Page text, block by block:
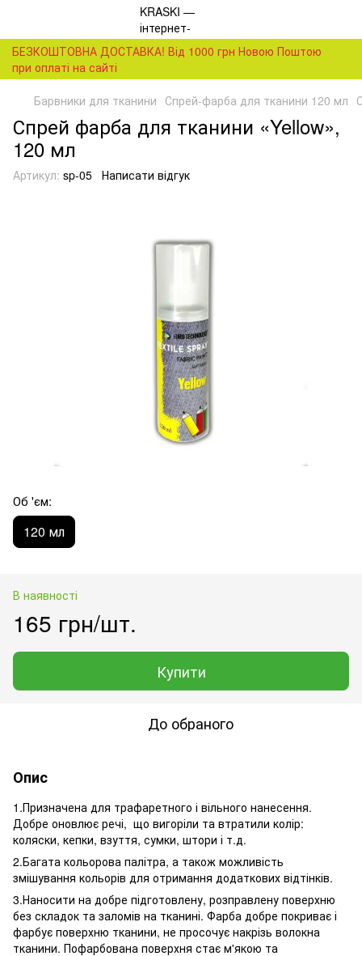
БЕЗКОШТОВНА ДОСТАВКА! Від 1000 грн Новою Поштою
при оплаті на сайті
Барвники для тканини Спрей-фарба для тканини 120 мл
Спрей фарба для тканини «Yellow»,
120 мл
Артикул: sp-05 Написати відгук
Об 'єм:
120 мл
В наявності
165 грн/шт.
Купити
До обраного
Опис
1.Призначена для трафаретного і вільного нанесення.
Добре оновлює речі, що вигоріли та втратили колір:
коляски, кепки, взуття, сумки, штори і т.д.
2.Багата кольорова палітра, а також можливість
змішування кольорів для отримання додаткових відтінків.
3.Наносити на добре підготовлену, розправлену поверхню
без складок та заломів на тканині. Фарба добре покриває і
фарбує поверхню тканини, не просочує накрізь волокна
тканини. Пофарбована поверхня стає м'якою та